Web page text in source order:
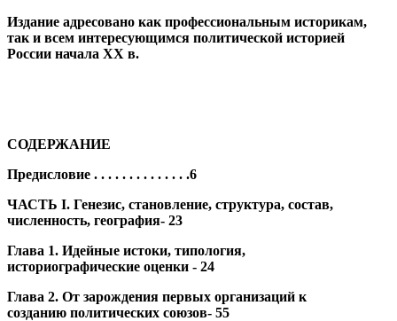
Издание адресовано как профессиональным историкам,
так и всем интересующимся политической историей
России начала XX в.
СОДЕРЖАНИЕ
Предисловие . . . . . . . . . . . . . .6
ЧАСТЬ I. Генезис, становление, структура, состав,
численность, география- 23
Глава 1. Идейные истоки, типология,
историографические оценки - 24
Глава 2. От зарождения первых организаций к
созданию политических союзов- 55